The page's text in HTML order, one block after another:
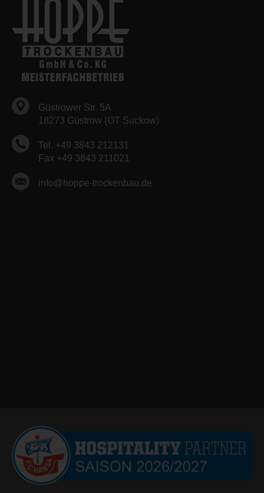
Güstrower Str. 5A
18273 Güstrow (OT Suckow)
Tel. +49 3843 212131
Fax +49 3843 211021
info@hoppe-trockenbau.de